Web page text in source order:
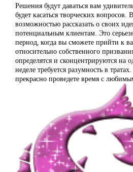
Решения будут даваться вам
будет касаться творческих вопросов.
возможностью рассказать о своих
потенциальным клиентам. Это
период, когда вы сможете прийти к
относительно собственного
определятся и сконцентрируются на
неделе требуется разумность в
прекрасно проведете время с